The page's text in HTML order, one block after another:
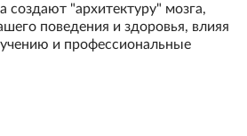
"архитектуру" мозга,
поведения и здоровья, влияя
и профессиональные